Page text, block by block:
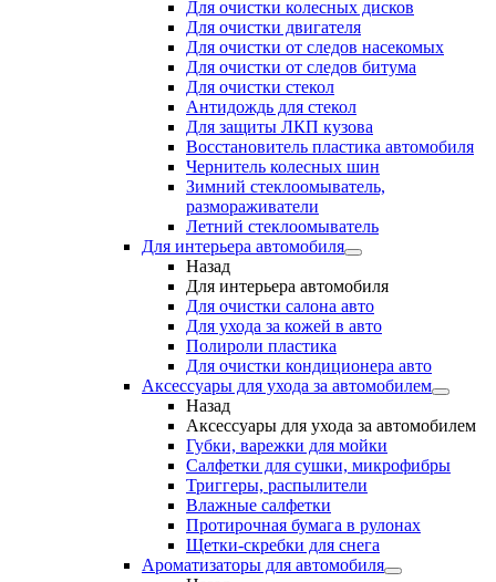
Для очистки колесных дисков
Для очистки двигателя
Для очистки от следов насекомых
Для очистки от следов битума
Для очистки стекол
Антидождь для стекол
Для защиты ЛКП кузова
Восстановитель пластика автомобиля
Чернитель колесных шин
Зимний стеклоомыватель,
размораживатели
Летний стеклоомыватель
Для интерьера автомобиля
Назад
Для интерьера автомобиля
Для очистки салона авто
Для ухода за кожей в авто
Полироли пластика
Для очистки кондиционера авто
Аксессуары для ухода за автомобилем
Назад
Аксессуары для ухода за автомобилем
Губки, варежки для мойки
Салфетки для сушки, микрофибры
Триггеры, распылители
Влажные салфетки
Протирочная бумага в рулонах
Щетки-скребки для снега
Ароматизаторы для автомобиля